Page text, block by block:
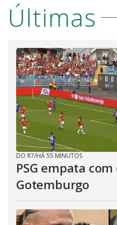
Últimas
DO R7/HÁ 55 MINUTOS
PSG empata
Gotemburgo